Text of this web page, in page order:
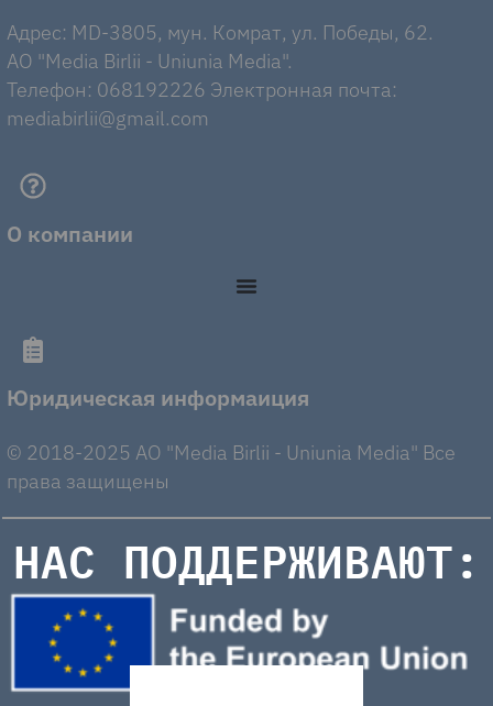
Адрес: MD-3805, мун. Комрат, ул. Победы, 62.
AO "Media Birlii - Uniunia Media".
Телефон: 068192226 Электронная почта:
mediabirlii@gmail.com
О компании
Юридическая информаиция
© 2018-2025 AO "Media Birlii - Uniunia Media" Все
права защищены
НАС ПОДДЕРЖИВАЮТ: